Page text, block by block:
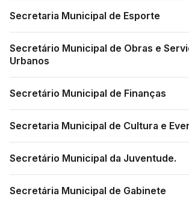
Secretaria Municipal de Esporte
Secretário Municipal de Obras e
Urbanos
Secretário Municipal de Finanças
Secretaria Municipal de Cultura e
Secretário Municipal da Juventude.
Secretária Municipal de Gabinete